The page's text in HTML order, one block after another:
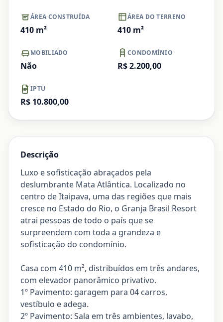
ÁREA CONSTRUÍDA
410 m²
ÁREA DO TERRENO
410 m²
MOBILIADO
Não
CONDOMÍNIO
R$ 2.200,00
IPTU
R$ 10.800,00
Descrição
Luxo e sofisticação abraçados pela
deslumbrante Mata Atlântica. Localizado no
centro de Itaipava, uma das regiões que mais
cresce no Estado do Rio, o Granja Brasil Resort
atrai pessoas de todo o país que se
surpreendem com toda a grandeza e
sofisticação do condomínio.
Casa com 410 m², distribuídos em três andares,
com elevador panorâmico privativo.
1º Pavimento: garagem para 04 carros,
vestíbulo e adega.
2º Pavimento: Sala em três ambientes, lavabo,